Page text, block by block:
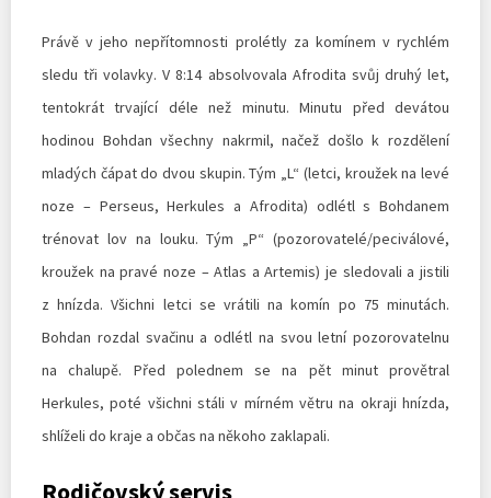
Právě v jeho nepřítomnosti prolétly za komínem v rychlém
sledu tři volavky. V 8:14 absolvovala Afrodita svůj druhý let,
tentokrát trvající déle než minutu. Minutu před devátou
hodinou Bohdan všechny nakrmil, načež došlo k rozdělení
mladých čápat do dvou skupin. Tým „L“ (letci, kroužek na levé
noze – Perseus, Herkules a Afrodita) odlétl s Bohdanem
trénovat lov na louku. Tým „P“ (pozorovatelé/peciválové,
kroužek na pravé noze – Atlas a Artemis) je sledovali a jistili
z hnízda. Všichni letci se vrátili na komín po 75 minutách.
Bohdan rozdal svačinu a odlétl na svou letní pozorovatelnu
na chalupě. Před polednem se na pět minut provětral
Herkules, poté všichni stáli v mírném větru na okraji hnízda,
shlíželi do kraje a občas na někoho zaklapali.
Rodičovský servis